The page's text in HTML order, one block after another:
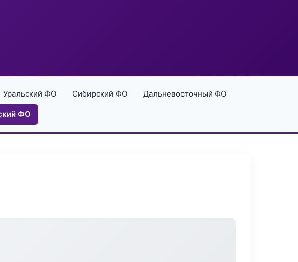
Уральский ФО Сибирский ФО Дальневосточный ФО
ФО